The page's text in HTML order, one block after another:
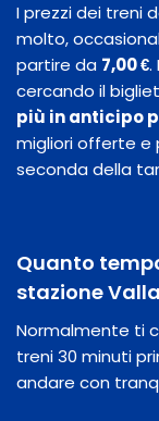
I prezzi dei treni
molto,
partire da 7,00 €.
cercando il
​​più in anticipo
migliori offerte e
seconda della
Quanto
stazione
Normalmente ti
treni 30 minuti
andare con